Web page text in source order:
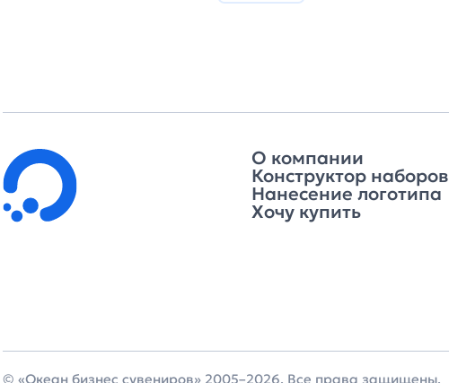
О компании
Конструктор наборов
Нанесение логотипа
Хочу купить
© «Океан бизнес сувениров» 2005–2026. Все права защищены.